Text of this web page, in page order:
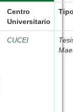
Centro
Universitario
CUCEI